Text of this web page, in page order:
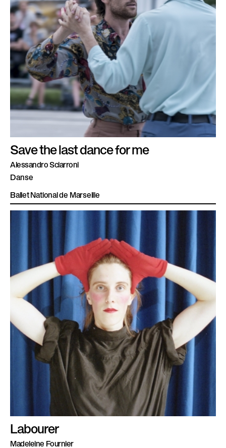
Save the last dance for me
Alessandro Sciarroni
Danse
Ballet National de Marseille
Labourer
Madeleine Fournier